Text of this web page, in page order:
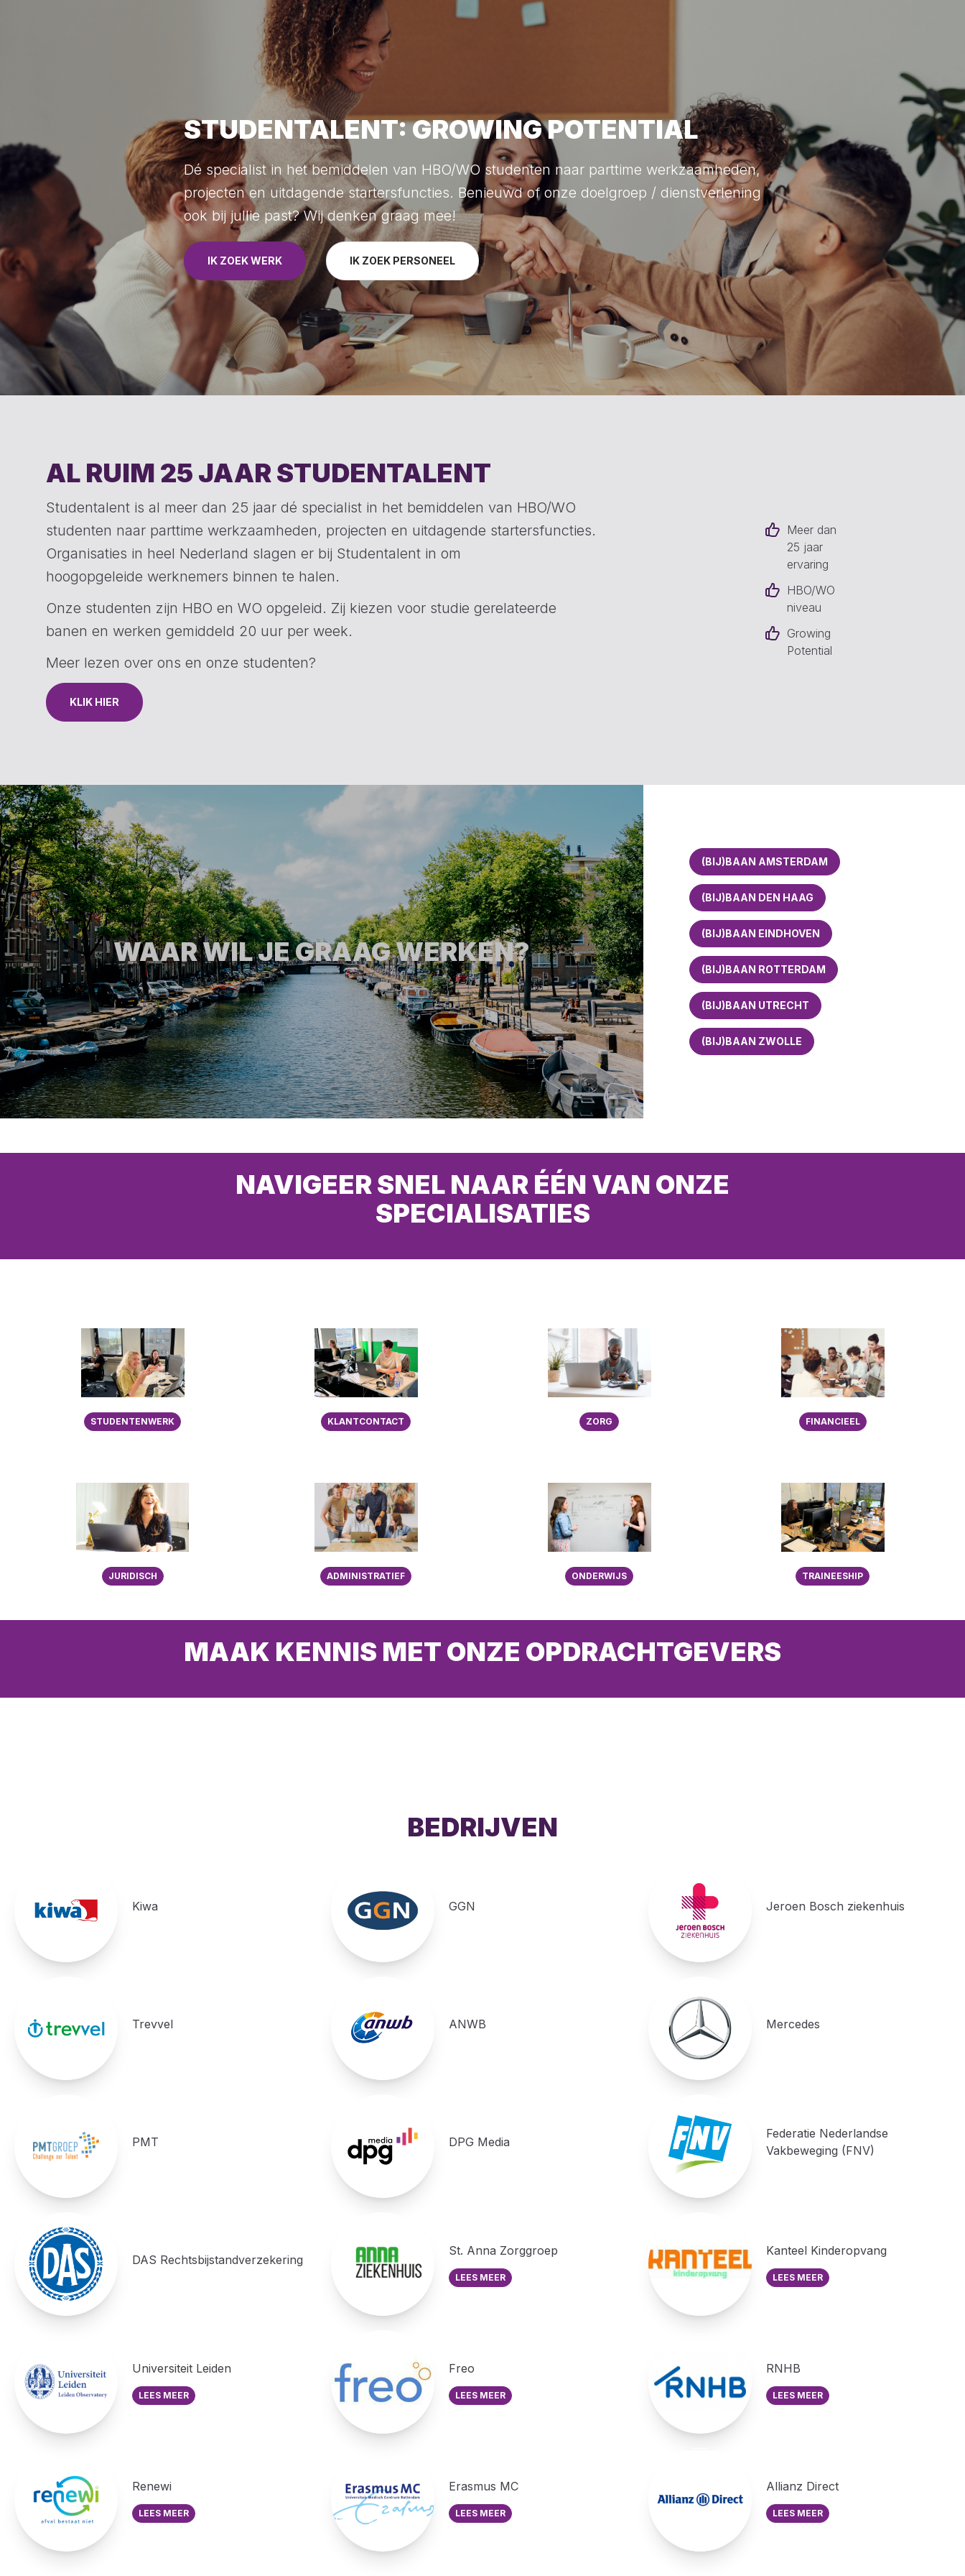
STUDENTALENT: GROWING POTENTIAL
Dé specialist in het bemiddelen van HBO/WO studenten naar parttime werkzaamheden,
projecten en uitdagende startersfuncties. Benieuwd of onze doelgroep / dienstverlening
ook bij jullie past? Wij denken graag mee!
IK ZOEK WERK IK ZOEK PERSONEEL
AL RUIM 25 JAAR STUDENTALENT
Studentalent is al meer dan 25 jaar dé specialist in het bemiddelen van HBO/WO
studenten naar parttime werkzaamheden, projecten en uitdagende startersfuncties.
Organisaties in heel Nederland slagen er bij Studentalent in om
hoogopgeleide werknemers binnen te halen.
Onze studenten zijn HBO en WO opgeleid. Zij kiezen voor studie gerelateerde
banen en werken gemiddeld 20 uur per week.
Meer lezen over ons en onze studenten?
KLIK HIER
Meer dan
25 jaar
ervaring
HBO/WO
niveau
Growing
Potential
WAAR WIL JE GRAAG WERKEN?
(BIJ)BAAN AMSTERDAM
(BIJ)BAAN DEN HAAG
(BIJ)BAAN EINDHOVEN
(BIJ)BAAN ROTTERDAM
(BIJ)BAAN UTRECHT
(BIJ)BAAN ZWOLLE
NAVIGEER SNEL NAAR ÉÉN VAN ONZE
SPECIALISATIES
STUDENTENWERK KLANTCONTACT ZORG FINANCIEEL
JURIDISCH ADMINISTRATIEF ONDERWIJS TRAINEESHIP
MAAK KENNIS MET ONZE OPDRACHTGEVERS
BEDRIJVEN
Kiwa GGN Jeroen Bosch ziekenhuis
Trevvel ANWB Mercedes
PMT DPG Media
Federatie Nederlandse
Vakbeweging (FNV)
DAS Rechtsbijstandverzekering
St. Anna Zorggroep
LEES MEER
Kanteel Kinderopvang
LEES MEER
Universiteit Leiden
LEES MEER
Freo
LEES MEER
RNHB
LEES MEER
Renewi
LEES MEER
Erasmus MC
LEES MEER
Allianz Direct
LEES MEER